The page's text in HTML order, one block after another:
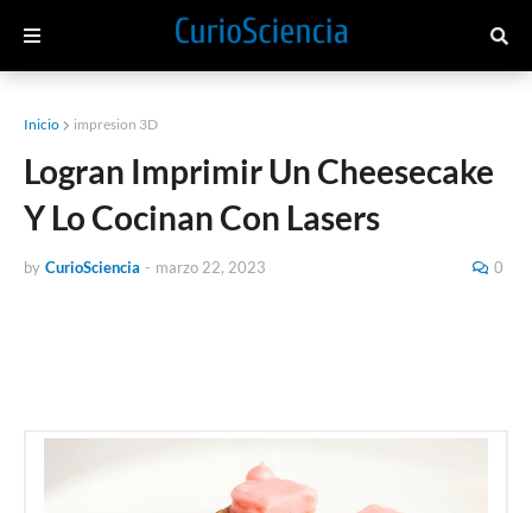
Inicio impresion 3D
Logran Imprimir Un Cheesecake
Y Lo Cocinan Con Lasers
by CurioSciencia - marzo 22, 2023 0